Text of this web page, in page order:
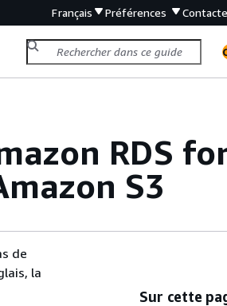
Français Préférences
RDS
S3
de
la
Sur cette